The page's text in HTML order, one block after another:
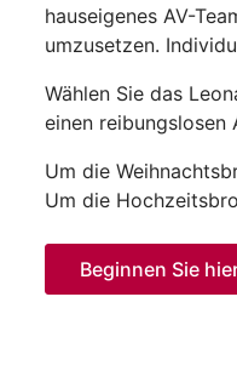
hauseigenes AV-
umzusetzen.
Wählen Sie das
einen
Um die
Um die
Beginnen Sie